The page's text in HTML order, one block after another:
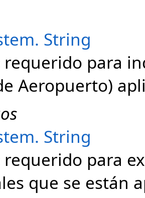
. String
para
Aeropuerto)
. String
para
que se están